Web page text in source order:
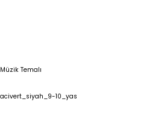
Müzik Temalı
10_yas